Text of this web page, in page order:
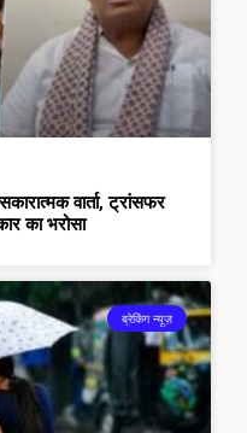
वार्ता, ट्रांसफर
का भरोसा
ब्रेकिंग न्यूज़